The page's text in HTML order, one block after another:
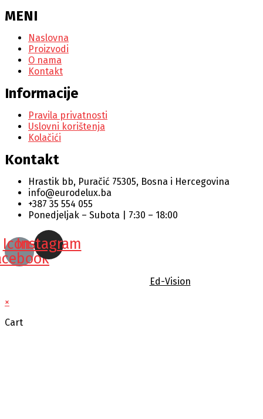
MENI
Naslovna
Proizvodi
O nama
Kontakt
Informacije
Pravila privatnosti
Uslovni korištenja
Kolačići
Kontakt
Hrastik bb, Puračić 75305, Bosna i Hercegovina
info@eurodelux.ba
+387 35 554 055
Ponedjeljak – Subota | 7:30 – 18:00
Icon-
Instagram
Ed-Vision
×
Cart